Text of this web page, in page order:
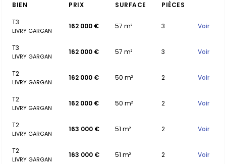
BIEN PRIX SURFACE
PIÈCES
T3
LIVRY GARGAN
162 000 € 57 m² 3 Voir
T3
LIVRY GARGAN
162 000 € 57 m² 3 Voir
T2
LIVRY GARGAN
162 000 € 50 m² 2 Voir
T2
LIVRY GARGAN
162 000 € 50 m² 2 Voir
T2
LIVRY GARGAN
163 000 € 51 m² 2 Voir
T2
LIVRY GARGAN
163 000 € 51 m² 2 Voir